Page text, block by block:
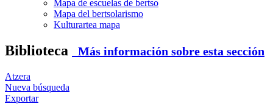
Mapa de escuelas de bertso
Mapa del bertsolarismo
Kulturartea mapa
Biblioteca Más información sobre esta sección
Atzera
Nueva búsqueda
Exportar